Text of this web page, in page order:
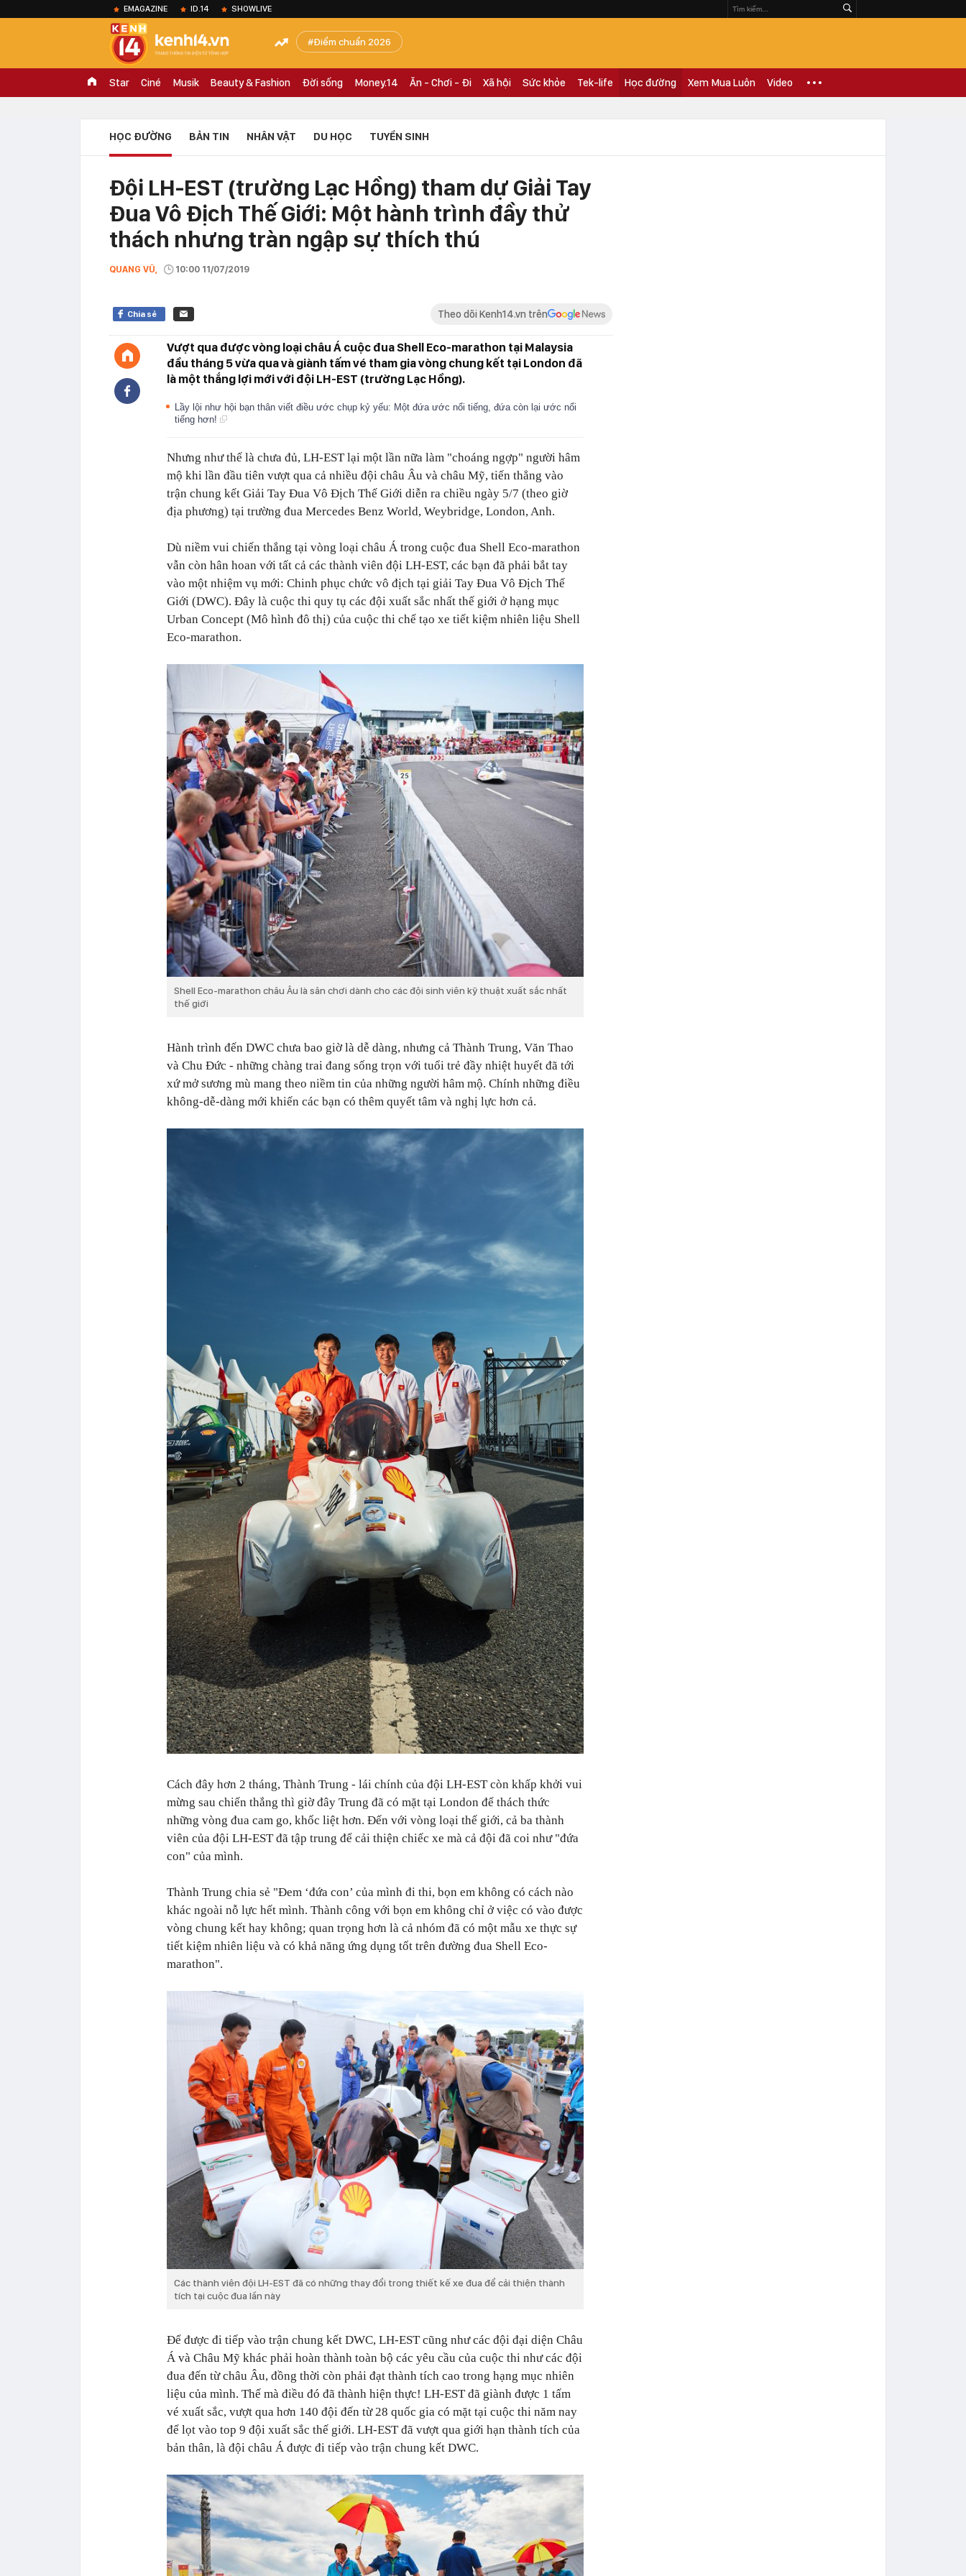
EMAGAZINE ID.14 SHOWLIVE
Điểm chuẩn 2026
Star Ciné Musik Beauty & Fashion Đời sống Money.14 Ăn - Chơi - Đi Xã hội Sức khỏe Tek-life Học đường Xem Mua Luôn Video
HỌC ĐƯỜNG BẢN TIN NHÂN VẬT DU HỌC TUYỂN SINH
Đội LH-EST (trường Lạc Hồng) tham dự Giải Tay
Đua Vô Địch Thế Giới: Một hành trình đầy thử
thách nhưng tràn ngập sự thích thú
QUANG VŨ, 10:00 11/07/2019
Chia sẻ Theo dõi Kenh14.vn trên
Vượt qua được vòng loại châu Á cuộc đua Shell Eco-marathon tại Malaysia
đầu tháng 5 vừa qua và giành tấm vé tham gia vòng chung kết tại London đã
là một thắng lợi mới với đội LH-EST (trường Lạc Hồng).
Lầy lội như hội bạn thân viết điều ước chụp kỷ yếu: Một đứa ước nổi tiếng, đứa còn lại ước nổi
tiếng hơn!
Nhưng như thế là chưa đủ, LH-EST lại một lần nữa làm "choáng ngợp" người hâm
mộ khi lần đầu tiên vượt qua cả nhiều đội châu Âu và châu Mỹ, tiến thẳng vào
trận chung kết Giải Tay Đua Vô Địch Thế Giới diễn ra chiều ngày 5/7 (theo giờ
địa phương) tại trường đua Mercedes Benz World, Weybridge, London, Anh.
Dù niềm vui chiến thắng tại vòng loại châu Á trong cuộc đua Shell Eco-marathon
vẫn còn hân hoan với tất cả các thành viên đội LH-EST, các bạn đã phải bắt tay
vào một nhiệm vụ mới: Chinh phục chức vô địch tại giải Tay Đua Vô Địch Thế
Giới (DWC). Đây là cuộc thi quy tụ các đội xuất sắc nhất thế giới ở hạng mục
Urban Concept (Mô hình đô thị) của cuộc thi chế tạo xe tiết kiệm nhiên liệu Shell
Eco-marathon.
Shell Eco-marathon châu Âu là sân chơi dành cho các đội sinh viên kỹ thuật xuất sắc nhất
thế giới
Hành trình đến DWC chưa bao giờ là dễ dàng, nhưng cả Thành Trung, Văn Thao
và Chu Đức - những chàng trai đang sống trọn với tuổi trẻ đầy nhiệt huyết đã tới
xứ mở sương mù mang theo niềm tin của những người hâm mộ. Chính những điều
không-dễ-dàng mới khiến các bạn có thêm quyết tâm và nghị lực hơn cả.
Cách đây hơn 2 tháng, Thành Trung - lái chính của đội LH-EST còn khấp khởi vui
mừng sau chiến thắng thì giờ đây Trung đã có mặt tại London để thách thức
những vòng đua cam go, khốc liệt hơn. Đến với vòng loại thế giới, cả ba thành
viên của đội LH-EST đã tập trung để cải thiện chiếc xe mà cả đội đã coi như "đứa
con" của mình.
Thành Trung chia sẻ "Đem ‘đứa con’ của mình đi thi, bọn em không có cách nào
khác ngoài nỗ lực hết mình. Thành công với bọn em không chỉ ở việc có vào được
vòng chung kết hay không; quan trọng hơn là cả nhóm đã có một mẫu xe thực sự
tiết kiệm nhiên liệu và có khả năng ứng dụng tốt trên đường đua Shell Eco-
marathon".
Các thành viên đội LH-EST đã có những thay đổi trong thiết kế xe đua để cải thiện thành
tích tại cuộc đua lần này
Để được đi tiếp vào trận chung kết DWC, LH-EST cũng như các đội đại diện Châu
Á và Châu Mỹ khác phải hoàn thành toàn bộ các yêu cầu của cuộc thi như các đội
đua đến từ châu Âu, đồng thời còn phải đạt thành tích cao trong hạng mục nhiên
liệu của mình. Thế mà điều đó đã thành hiện thực! LH-EST đã giành được 1 tấm
vé xuất sắc, vượt qua hơn 140 đội đến từ 28 quốc gia có mặt tại cuộc thi năm nay
để lọt vào top 9 đội xuất sắc thế giới. LH-EST đã vượt qua giới hạn thành tích của
bản thân, là đội châu Á được đi tiếp vào trận chung kết DWC.